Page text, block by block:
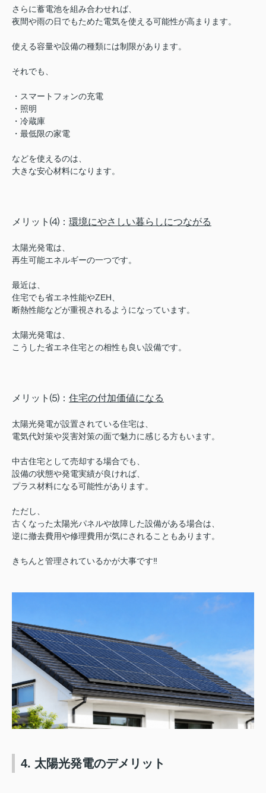
さらに蓄電池を組み合わせれば、
夜間や雨の日でもためた電気を使える可能性が高まります。
使える容量や設備の種類には制限があります。
それでも、
・スマートフォンの充電
・照明
・冷蔵庫
・最低限の家電
などを使えるのは、
大きな安心材料になります。
メリット⑷： 環境にやさしい暮らしにつながる
太陽光発電は、
再生可能エネルギーの一つです。
最近は、
住宅でも省エネ性能やZEH、
断熱性能などが重視されるようになっています。
太陽光発電は、
こうした省エネ住宅との相性も良い設備です。
メリット⑸： 住宅の付加価値になる
太陽光発電が設置されている住宅は、
電気代対策や災害対策の面で魅力に感じる方もいます。
中古住宅として売却する場合でも、
設備の状態や発電実績が良ければ、
プラス材料になる可能性があります。
ただし、
古くなった太陽光パネルや故障した設備がある場合は、
逆に撤去費用や修理費用が気にされることもあります。
きちんと管理されているかが大事です‼︎
4. 太陽光発電のデメリット